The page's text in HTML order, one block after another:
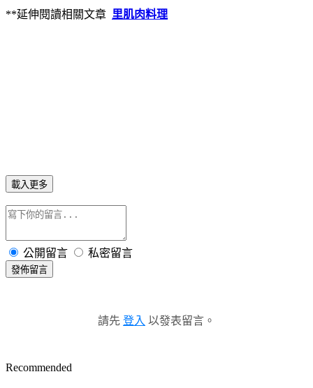
**延伸閱讀相關文章 里肌肉料理
載入更多
公開留言 私密留言
發佈留言
請先 登入 以發表留言。
Recommended